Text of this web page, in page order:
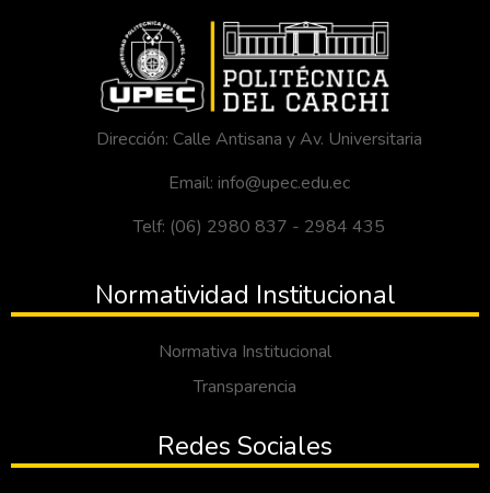
Dirección: Calle Antisana y Av. Universitaria
Email: info@upec.edu.ec
Telf: (06) 2980 837 - 2984 435
Normatividad Institucional
Normativa Institucional
Transparencia
Redes Sociales